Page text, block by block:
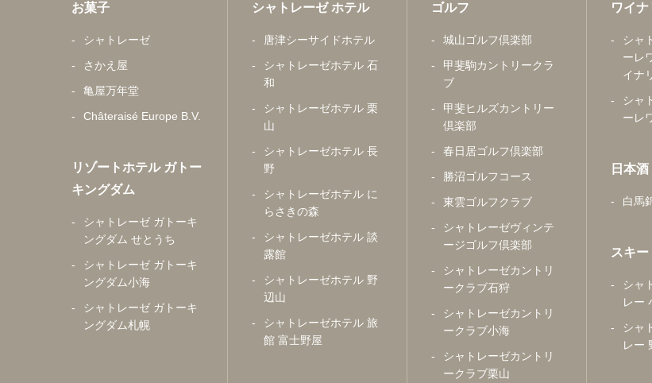
お菓子
シャトレーゼ
さかえ屋
亀屋万年堂
Châteraisé Europe B.V.
リゾートホテル ガトー
キングダム
シャトレーゼ ガトーキ
ングダム せとうち
シャトレーゼ ガトーキ
ングダム小海
シャトレーゼ ガトーキ
ングダム札幌
シャトレーゼ ホテル
唐津シーサイドホテル
シャトレーゼホテル 石
和
シャトレーゼホテル 栗
山
シャトレーゼホテル 長
野
シャトレーゼホテル に
らさきの森
シャトレーゼホテル 談
露館
シャトレーゼホテル 野
辺山
シャトレーゼホテル 旅
館 富士野屋
ゴルフ
城山ゴルフ倶楽部
甲斐駒カントリークラ
ブ
甲斐ヒルズカントリー
倶楽部
春日居ゴルフ倶楽部
勝沼ゴルフコース
東雲ゴルフクラブ
シャトレーゼヴィンテ
ージゴルフ倶楽部
シャトレーゼカントリ
ークラブ石狩
シャトレーゼカントリ
ークラブ小海
シャトレーゼカントリ
ークラブ栗山
ワイナ
シャ
ーレ
イナ
シャ
ーレ
日本
白馬
スキー
シャ
レー
シャ
レー